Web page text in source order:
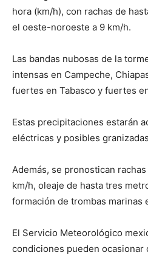
hora (km/h), con rachas de
el oeste-noroeste a 9 km/h.
Las bandas nubosas de la
intensas en Campeche,
fuertes en Tabasco y fuertes
Estas precipitaciones estarán
eléctricas y posibles
Además, se pronostican
km/h, oleaje de hasta tres
formación de trombas marinas
El Servicio Meteorológico
condiciones pueden ocasionar